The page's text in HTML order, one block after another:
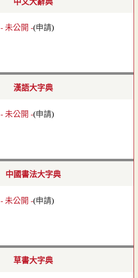
- 未公開 -(申請)
漢語大字典
- 未公開 -(申請)
中國書法大字典
- 未公開 -(申請)
草書大字典